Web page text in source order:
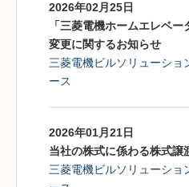
2026年02月25日
「三菱電機ホームエレベ
変更に関するお知らせ
三菱電機ビルソリューショ
ース
2026年01月21日
当社の株式に係わる株式譲
三菱電機ビルソリューショ